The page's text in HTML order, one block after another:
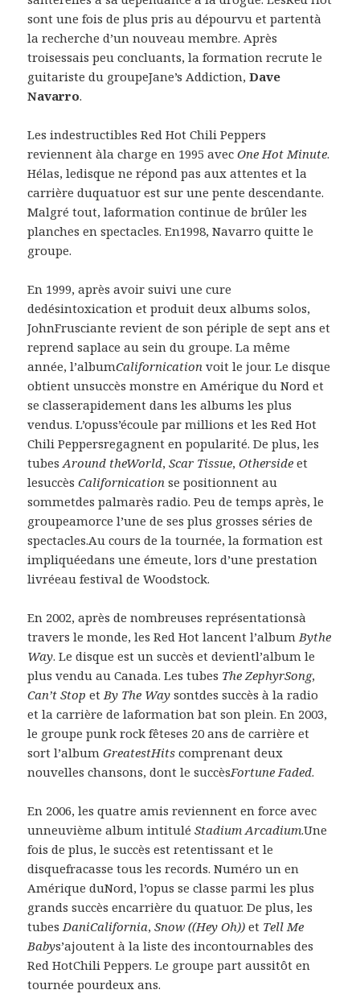
sont une fois de plus pris au dépourvu et partentà
la recherche d’un nouveau membre. Après
troisessais peu concluants, la formation recrute le
guitariste du groupeJane’s Addiction,Dave
Navarro.
Les indestructibles Red Hot Chili Peppers
reviennent àla charge en 1995 avecOne Hot Minute.
Hélas, ledisque ne répond pas aux attentes et la
carrière duquatuor est sur une pente descendante.
Malgré tout, laformation continue de brûler les
planches en spectacles. En1998, Navarro quitte le
groupe.
En 1999, après avoir suivi une cure
dedésintoxication et produit deux albums solos,
JohnFrusciante revient de son périple de sept ans et
reprend saplace au sein du groupe. La même
année, l’albumCalifornication voit le jour. Le disque
obtient unsuccès monstre en Amérique du Nord et
se classerapidement dans les albums les plus
vendus. L’opuss’écoule par millions et les Red Hot
Chili Peppersregagnent en popularité. De plus, les
tubesAround theWorld,Scar Tissue,Otherside et
lesuccèsCalifornication se positionnent au
sommetdes palmarès radio. Peu de temps après, le
groupeamorce l’une de ses plus grosses séries de
spectacles.Au cours de la tournée, la formation est
impliquéedans une émeute, lors d’une prestation
livréeau festival de Woodstock.
En 2002, après de nombreuses représentationsà
travers le monde, les Red Hot lancent l’album Bythe
Way. Le disque est un succès et devientl’album le
plus vendu au Canada. Les tubes The ZephyrSong,
Can’t Stop et By The Way sontdes succès à la radio
et la carrière de laformation bat son plein. En 2003,
le groupe punk rock fêteses 20 ans de carrière et
sort l’albumGreatestHits comprenant deux
nouvelles chansons, dont le succèsFortune Faded.
En 2006, les quatre amis reviennent en force avec
unneuvième album intituléStadium Arcadium.Une
fois de plus, le succès est retentissant et le
disquefracasse tous les records. Numéro un en
Amérique duNord, l’opus se classe parmi les plus
grands succès encarrière du quatuor. De plus, les
tubes DaniCalifornia,Snow ((Hey Oh)) et Tell Me
Babys’ajoutent à la liste des incontournables des
Red HotChili Peppers. Le groupe part aussitôt en
tournée pourdeux ans.